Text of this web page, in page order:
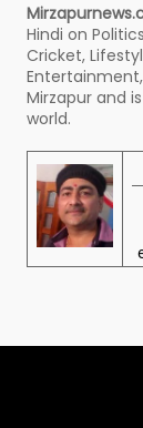
Hindi on
Cricket,
Mirzapur and
world.